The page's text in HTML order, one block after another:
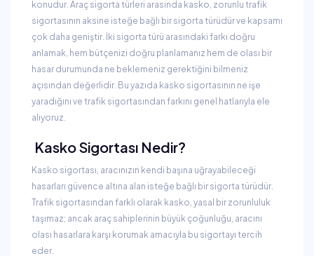
konudur. Araç sigorta türleri arasında kasko, zorunlu trafik
sigortasının aksine isteğe bağlı bir sigorta türüdür ve kapsamı
çok daha geniştir. İki sigorta türü arasındaki farkı doğru
anlamak, hem bütçenizi doğru planlamanız hem de olası bir
hasar durumunda ne beklemeniz gerektiğini bilmeniz
açısından değerlidir. Bu yazıda kasko sigortasının ne işe
yaradığını ve trafik sigortasından farkını genel hatlarıyla ele
alıyoruz.
Kasko Sigortası Nedir?
Kasko sigortası, aracınızın kendi başına uğrayabileceği
hasarları güvence altına alan isteğe bağlı bir sigorta türüdür.
Trafik sigortasından farklı olarak kasko, yasal bir zorunluluk
taşımaz; ancak araç sahiplerinin büyük çoğunluğu, aracını
olası hasarlara karşı korumak amacıyla bu sigortayı tercih
eder.